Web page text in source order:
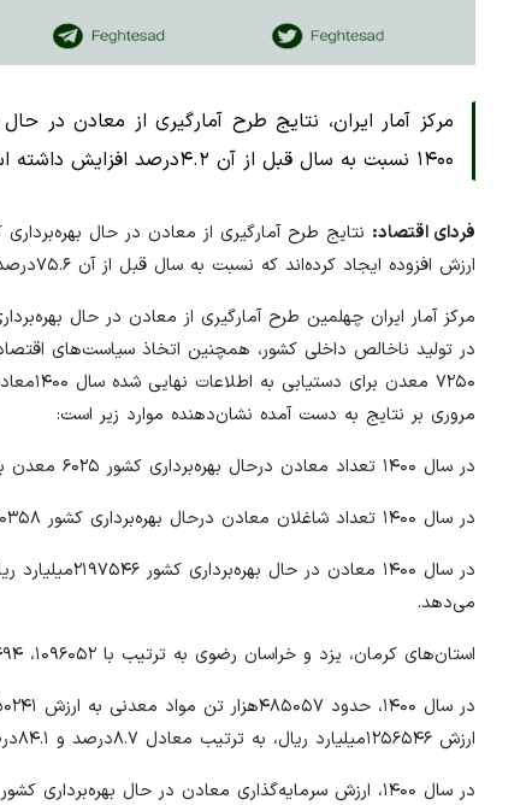
مرکز آمار ایران، نتایج طرح آمارگیری از معادن در
۱۴۰۰ نسبت به سال قبل از آن ۴.۲درصد افزایش داشته است.
فردای اقتصاد:
ارزش افزوده ایجاد کرده‌اند که نسبت به سال قبل از آن ۷۵.۶درصد افزایش نشان می‌دهد.
مرکز آمار ایران چهلمین طرح آمارگیری از معادن در حال
۷۲۵۰
مروری بر نتایج به دست آمده نشان‌دهنده موارد زیر است:
در سال ۱۴۰۰ تعداد معادن درحال بهره‌برداری کشور ۶۰۲۵ معدن بوده که نسبت به سال قبل ۴.۲ درصد (۲۴۳معدن) افزایش داشته است.
در سال ۱۴۰۰ تعداد شاغلان معادن درحال بهره‌برداری کشور ۱۳۰۳۵۸ نفر بوده که نسبت به سال قبل از آن ۸.۳ درصد (۱۰۰۳۱نفر) افزایش داشته است.
می‌دهد.
استان‌های کرمان، یزد و خراسان رضوی به ترتیب با ۱۰۹۶۰۵۲، ۴۰۲۴۹۴ و ۱۷۸۱۵۱میلیارد ریال بیش‌ترین ارزش افزوده را داشته‌اند.
ارزش ۱۲۵۶۵۴۶میلیارد ریال، به ترتیب معادل ۸.۷درصد و ۸۴.۱درصد افزایش داشته است.
در سال ۱۴۰۰، ارزش سرمایه‌گذاری معادن در حال بهره‌برداری کشور معادل ۷۸۷۶۵میلیارد ریال بوده که نسبت به سال قبل ۴۳.۶درصد افزایش داشته است.